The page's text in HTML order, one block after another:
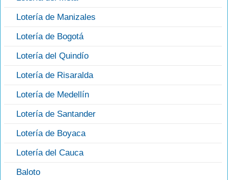
Lotería de Manizales
Lotería de Bogotá
Lotería del Quindío
Lotería de Risaralda
Lotería de Medellín
Lotería de Santander
Lotería de Boyaca
Lotería del Cauca
Baloto